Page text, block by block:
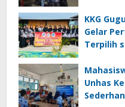
KKG
Gelar
Terpilih
Unhas